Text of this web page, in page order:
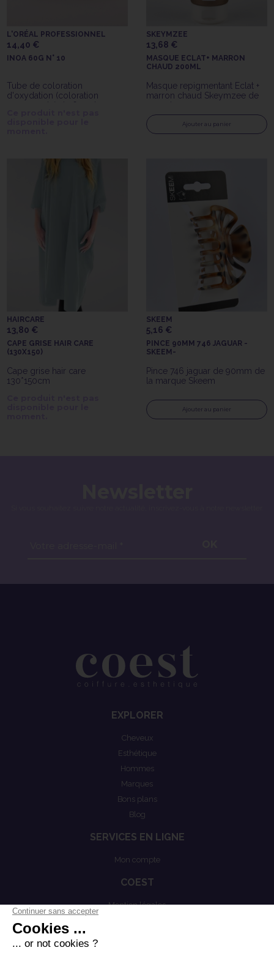
L'ORÉAL PROFESSIONNEL
14,40 €
INOA 60G N° 10
Tube de coloration
d'oxydation (coloration
permanente) de 60gr Inoa
SKEYMZEE
13,68 €
MASQUE ECLAT+ MARRON
CHAUD 200ML
Masque repigmentant Eclat +
marron chaud Skeymzee de
200ml
Ajouter au panier
HAIRCARE
13,80 €
CAPE GRISE HAIR CARE
(130X150)
Cape grise hair care
130*150cm
SKEEM
5,16 €
PINCE 90MM 746 JAGUAR -
SKEEM-
Pince 746 jaguar de 90mm de
la marque Skeem
Ajouter au panier
EXPLORER
Cheveux
Esthétique
Hommes
Marques
Bons plans
Blog
SERVICES EN LIGNE
Mon compte
COEST
Mention légales